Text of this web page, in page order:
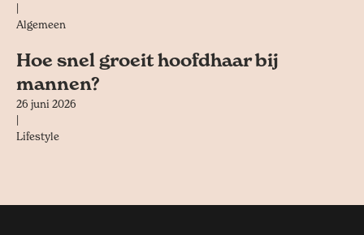
|
Algemeen
Hoe snel groeit hoofdhaar bij
mannen?
26 juni 2026
|
Lifestyle